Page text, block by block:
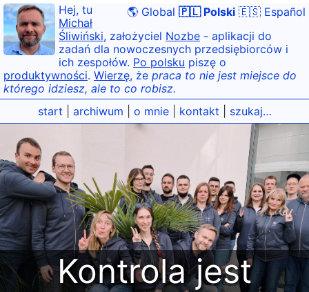
🌎 Global 🇵🇱 Polski 🇪🇸 Español
Hej, tu
Michał
Śliwiński, założyciel Nozbe - aplikacji do
zadań dla nowoczesnych przedsiębiorców i
ich zespołów. Po polsku piszę o
produktywności. Wierzę, że praca to nie jest miejsce do
którego idziesz, ale to co robisz.
start
archiwum o mnie| kontakt szukaj…
Kontrola jest